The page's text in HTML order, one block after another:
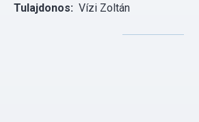
Tulajdonos: Vízi Zoltán